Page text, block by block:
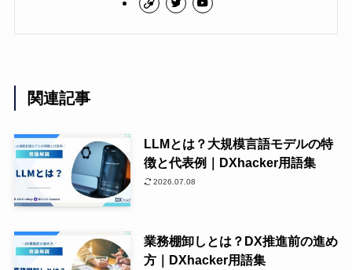
関連記事
LLMとは？大規模言語モデルの特
徴と代表例｜DXhacker用語集
2026.07.08
業務棚卸しとは？DX推進前の進め
方｜DXhacker用語集